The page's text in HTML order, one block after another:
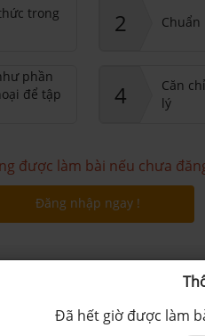
trong
2
phần
để tập
4
Căn
lý
được làm bài nếu chưa
Đăng nhập ngay !
Đã hết giờ được làm